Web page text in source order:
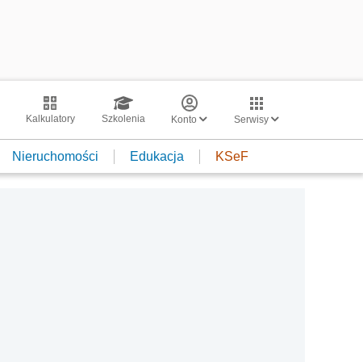
Kalkulatory Szkolenia Konto Serwisy
Nieruchomości Edukacja KSeF